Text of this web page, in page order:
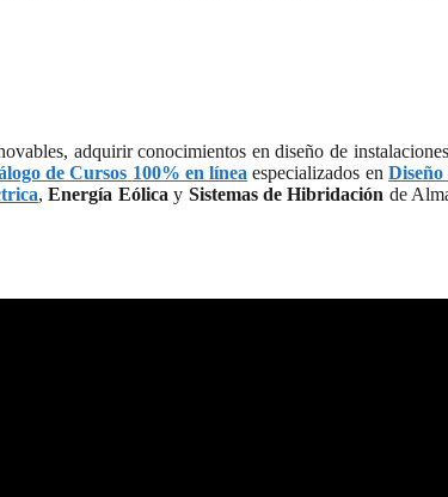
adquirir conocimientos en diseño de
de Cursos 100% en línea especializados en
,Energía Eólica y Sistemas de Hibridación de